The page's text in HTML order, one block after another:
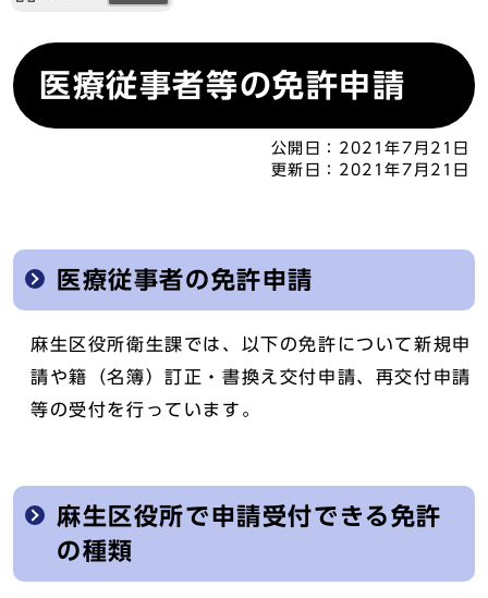
医療従事者等の免許申請
公開日： 2021年7月21日
更新日： 2021年7月21日
医療従事者の免許申請
麻生区役所衛生課では、以下の免許について新規申
請や籍（名簿）訂正・書換え交付申請、再交付申請
等の受付を行っています。
麻生区役所で申請受付できる免許
の種類